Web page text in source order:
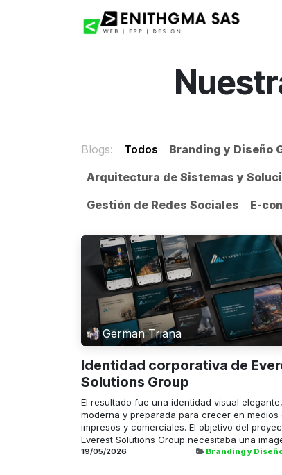
Blogs: Todos Branding y Diseño
Arquitectura de Sistemas y
Gestión de Redes Sociales
E-
German Triana
Identidad corporativa de
Solutions Group
El resultado fue una identidad visual elegante,
moderna y preparada para crecer en medios
impresos y comerciales. El objetivo del
Everest Solutions Group necesitaba una
19/05/2026 Branding y